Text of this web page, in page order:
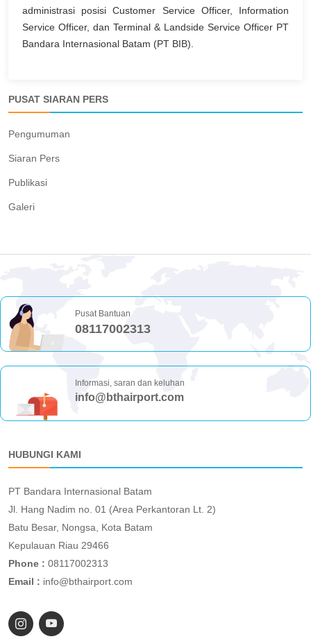
administrasi posisi Customer Service Officer, Information
Service Officer, dan Terminal & Landside Service Officer PT
Bandara Internasional Batam (PT BIB).
PUSAT SIARAN PERS
Pengumuman
Siaran Pers
Publikasi
Galeri
Pusat Bantuan
08117002313
Informasi, saran dan keluhan
info@bthairport.com
HUBUNGI KAMI
PT Bandara Internasional Batam
Jl. Hang Nadim no. 01 (Area Perkantoran Lt. 2)
Batu Besar, Nongsa, Kota Batam
Kepulauan Riau 29466
Phone : 08117002313
Email : info@bthairport.com